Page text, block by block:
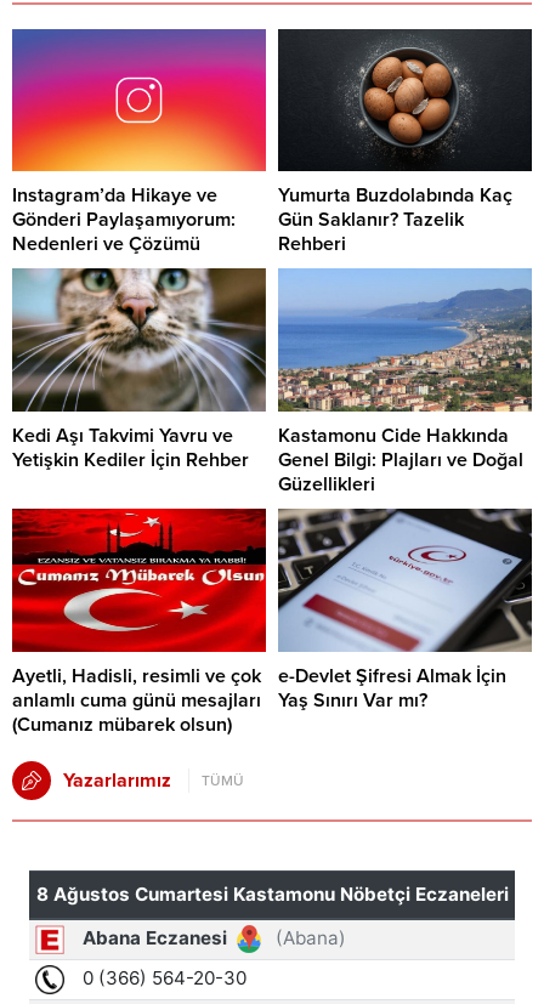
Instagram’da Hikaye ve
Gönderi Paylaşamıyorum:
Nedenleri ve Çözümü
Yumurta Buzdolabında Kaç
Gün Saklanır? Tazelik
Rehberi
Kedi Aşı Takvimi Yavru ve
Yetişkin Kediler İçin Rehber
Kastamonu Cide Hakkında
Genel Bilgi: Plajları ve Doğal
Güzellikleri
Ayetli, Hadisli, resimli ve çok
anlamlı cuma günü mesajları
(Cumanız mübarek olsun)
e-Devlet Şifresi Almak İçin
Yaş Sınırı Var mı?
Yazarlarımız TÜMÜ